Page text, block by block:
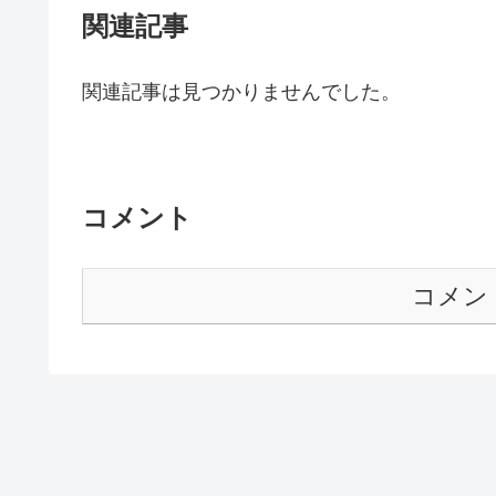
関連記事
関連記事は見つかりませんでした。
コメント
コメン